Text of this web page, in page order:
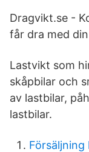
Dragvikt.se -
får dra med din
Lastvikt som
skåpbilar och
av lastbilar,
lastbilar.